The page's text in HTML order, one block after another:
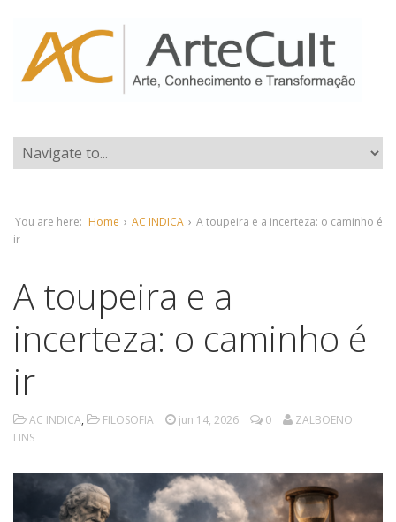
You are here: Home › AC INDICA › A toupeira e a incerteza: o caminho é
ir
A toupeira e a
incerteza: o caminho é
ir
AC INDICA, FILOSOFIA jun 14, 2026 0
ZALBOENO
LINS